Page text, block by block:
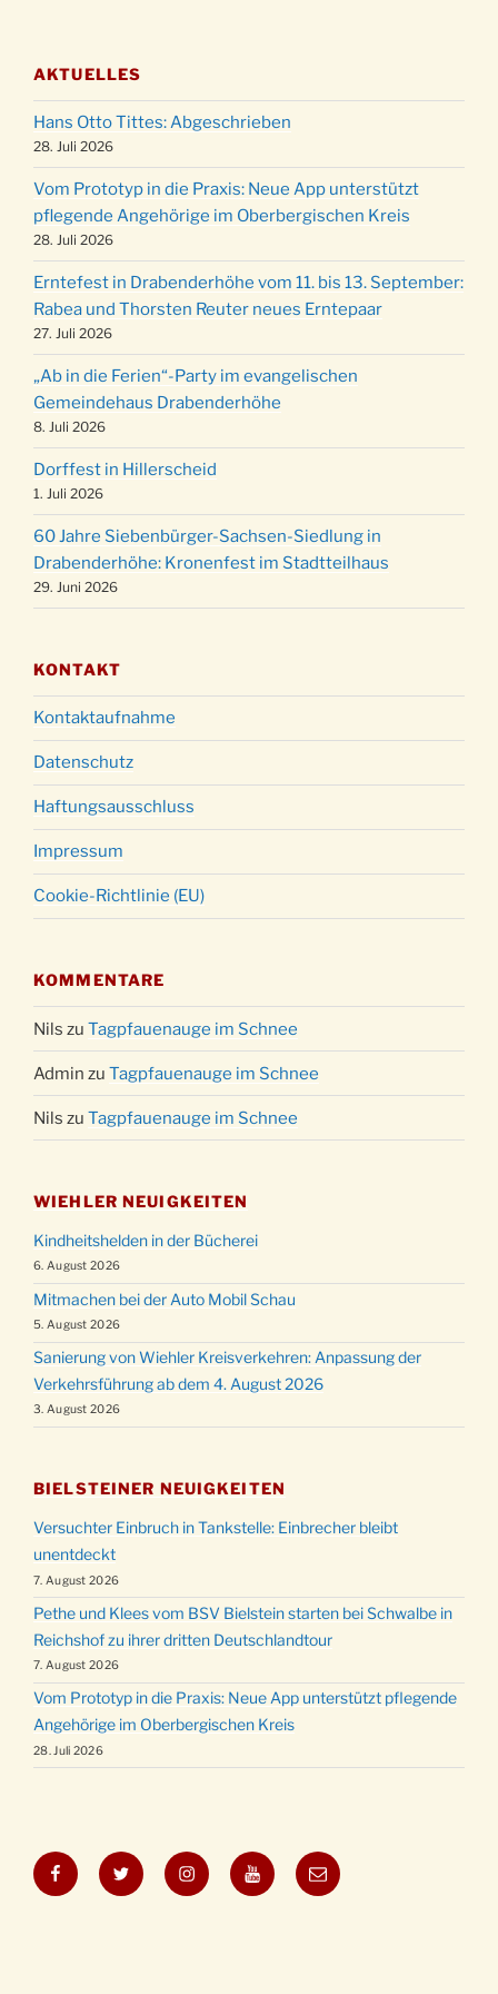
11.12.
Puer-Natus weihnachtliches Brauchtum am
Robert-Gassner-Hof um 17:00 Uhr
19.12.
Kinderbibeltag im Ev. Gemeindehaus von 10-
12 Uhr
20.12.
Weihnachts-Konzert des Honterus Chors in
der Kirche um 17:00 Uhr
24.12.
Familiengottesdienst mit Krippenspiel im Ev.
Gemeindehaus um 15:00 Uhr
24.12. Familiengottesdienst in der FeG um 16 Uhr
24.12.
Weihnachtsgottesdienst in der Kirche um
15:00 Uhr
24.12.
Weihnachtsgottesdienst in der Kirche um
18:00 Uhr
24.12.
Christmette mit der ev. Jugend in der Kirche
um 23:00 Uhr
31.12.
Gottesdienst zu Silvester in der Kirche um
18:00 Uhr
AKTUELLES
Hans Otto Tittes: Abgeschrieben
28. Juli 2026
Vom Prototyp in die Praxis: Neue App unterstützt
pflegende Angehörige im Oberbergischen Kreis
28. Juli 2026
Erntefest in Drabenderhöhe vom 11. bis 13. September:
Rabea und Thorsten Reuter neues Erntepaar
27. Juli 2026
„Ab in die Ferien“-Party im evangelischen
Gemeindehaus Drabenderhöhe
8. Juli 2026
Dorffest in Hillerscheid
1. Juli 2026
60 Jahre Siebenbürger-Sachsen-Siedlung in
Drabenderhöhe: Kronenfest im Stadtteilhaus
29. Juni 2026
KONTAKT
Kontaktaufnahme
Datenschutz
Haftungsausschluss
Impressum
Cookie-Richtlinie (EU)
KOMMENTARE
Nils zu Tagpfauenauge im Schnee
Admin zu Tagpfauenauge im Schnee
Nils zu Tagpfauenauge im Schnee
WIEHLER NEUIGKEITEN
Kindheitshelden in der Bücherei
6. August 2026
Mitmachen bei der Auto Mobil Schau
5. August 2026
Sanierung von Wiehler Kreisverkehren: Anpassung der
Verkehrsführung ab dem 4. August 2026
3. August 2026
BIELSTEINER NEUIGKEITEN
Versuchter Einbruch in Tankstelle: Einbrecher bleibt
unentdeckt
7. August 2026
Pethe und Klees vom BSV Bielstein starten bei Schwalbe in
Reichshof zu ihrer dritten Deutschlandtour
7. August 2026
Vom Prototyp in die Praxis: Neue App unterstützt pflegende
Angehörige im Oberbergischen Kreis
28. Juli 2026
FacebookTwitter InstagramYouTubeE-
Mail